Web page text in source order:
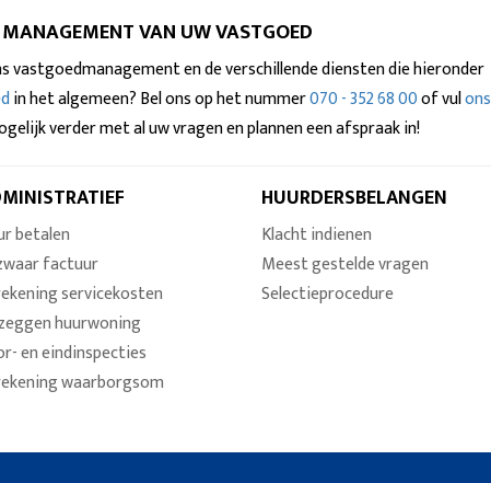
VAN UW VASTGOED
en de verschillende diensten die hieronder
in het algemeen? Bel ons op het nummer070 - 352 68 00of vulons
verder met al uw vragen en plannen een afspraak in!
betalen
factuur
servicekosten
huurwoning
en eindinspecties
waarborgsom
HUURDERSBELANGEN
Klacht indienen
Meest gestelde vragen
Selectieprocedure